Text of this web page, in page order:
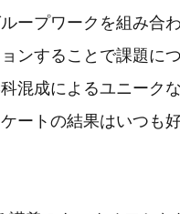
ープワークを組み合
ンすることで課題に
混成によるユニーク
ートの結果はいつも好